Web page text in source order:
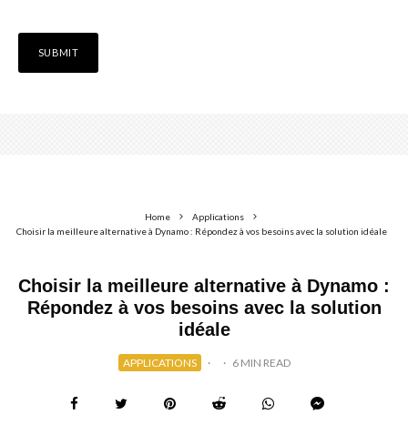
Home
Applications
Choisir la meilleure alternative à Dynamo : Répondez à vos besoins avec la solution idéale
Choisir la meilleure alternative à Dynamo :
Répondez à vos besoins avec la solution
idéale
APPLICATIONS · · 6 MIN READ